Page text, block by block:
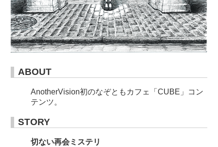
ABOUT
AnotherVision初のなぞともカフェ「CUBE」コン
テンツ。
STORY
切ない再会ミステリ